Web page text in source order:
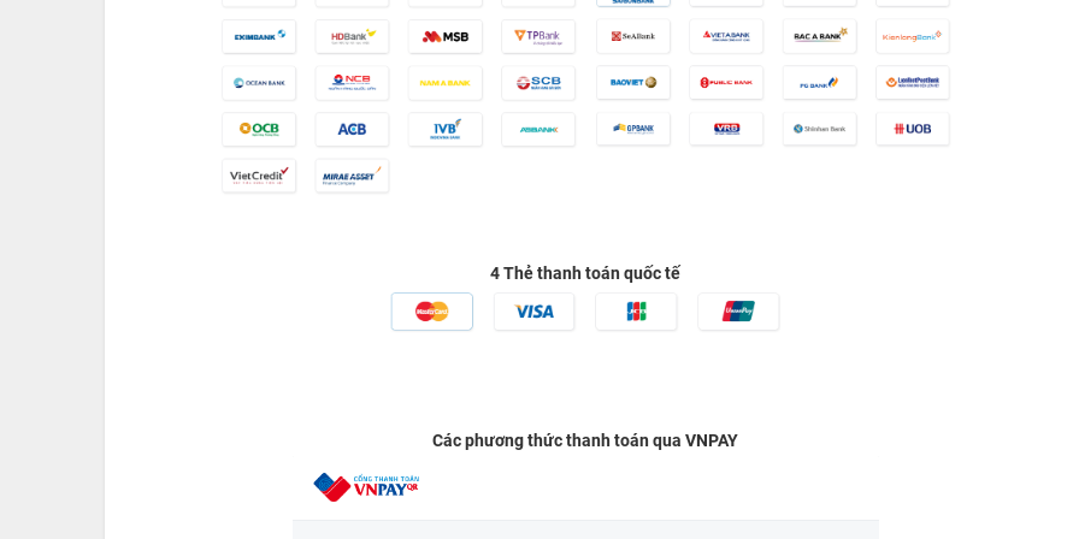
4 Thẻ thanh toán quốc tế
Các phương thức thanh toán qua VNPAY